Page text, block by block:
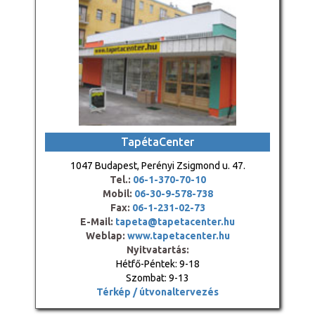
TapétaCenter
1047 Budapest, Perényi Zsigmond u. 47.
Tel.: 06-1-370-70-10
Mobil: 06-30-9-578-738
Fax: 06-1-231-02-73
E-Mail: tapeta@tapetacenter.hu
Weblap: www.tapetacenter.hu
Nyitvatartás:
Hétfő-Péntek: 9-18
Szombat: 9-13
Térkép / útvonaltervezés